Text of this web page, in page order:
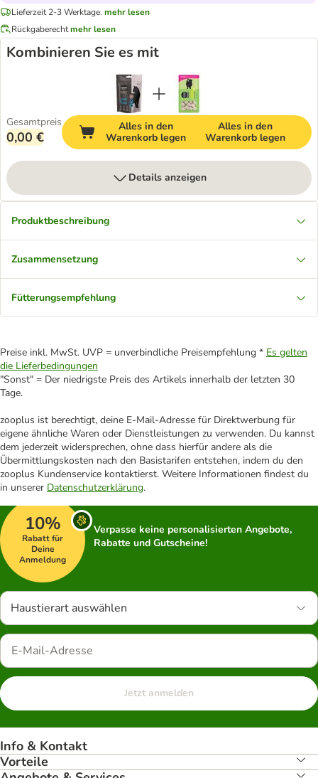
Lieferzeit 2-3 Werktage. mehr lesen
Rückgaberechtmehr lesen
Kombinieren Sie es mit
Gesamtpreis
0,00 €
Alles in den
Warenkorb legen
Alles in den
Warenkorb legen
Details anzeigen
Produktbeschreibung
Zusammensetzung
Fütterungsempfehlung
Preise inkl. MwSt. UVP = unverbindliche Preisempfehlung * Es gelten
die Lieferbedingungen
"Sonst" = Der niedrigste Preis des Artikels innerhalb der letzten 30
Tage.
zooplus ist berechtigt, deine E-Mail-Adresse für Direktwerbung für
eigene ähnliche Waren oder Dienstleistungen zu verwenden. Du kannst
dem jederzeit widersprechen, ohne dass hierfür andere als die
Übermittlungskosten nach den Basistarifen entstehen, indem du den
zooplus Kundenservice kontaktierst. Weitere Informationen findest du
in unserer Datenschutzerklärung.
10%
Rabatt für
Deine
Anmeldung
Verpasse keine personalisierten Angebote,
Rabatte und Gutscheine!
Haustierart auswählen
Jetzt anmelden
Info & Kontakt
Vorteile